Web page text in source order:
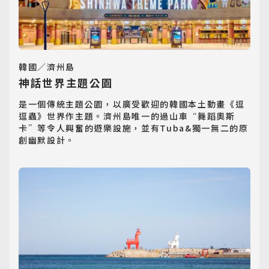
日韓旅遊
Northeast Asia
韓國／濟州島
神話世界主題公園
是一個傳統主題公園，以廣受歡迎的韓國本土動畫《逗
逗蟲》世界作主題。濟州島唯一的過山車“舞蹈奧斯
卡”等令人興奮的遊樂設施，並有Tuba&獨一無二的原
創幽默設計。